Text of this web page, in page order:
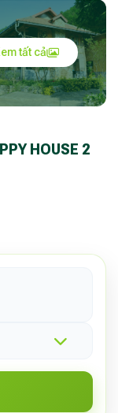
tất cả
HOUSE 2